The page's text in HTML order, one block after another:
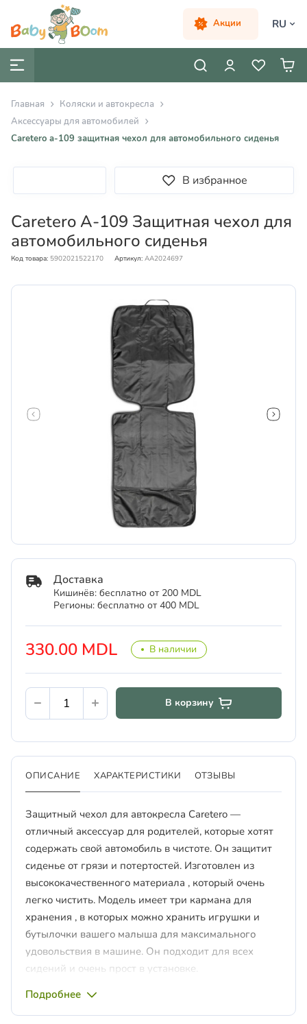
Акции RU
Главная
Коляски и автокресла
Аксессуары для автомобилей
Caretero a-109 защитная чехол для автомобильного сиденья
В избранное
Caretero A-109 Защитная чехол для
автомобильного сиденья
Код товара: 5902021522170 Артикул: AA2024697
330.00 MDL В наличии
Доставка
Кишинёв: бесплатно от 200 MDL
Регионы: бесплатно от 400 MDL
В корзину
ОПИСАНИЕ ХАРАКТЕРИСТИКИ ОТЗЫВЫ
Защитный чехол для автокресла Caretero —
отличный аксессуар для родителей, которые хотят
содержать свой автомобиль в чистоте. Он защитит
сиденье от грязи и потертостей. Изготовлен из
высококачественного материала , который очень
легко чистить. Модель имеет три кармана для
хранения , в которых можно хранить игрушки и
бутылочки вашего малыша для максимального
удовольствия в машине. Он подходит для всех
сидений и очень прост в установке.
Подробнее